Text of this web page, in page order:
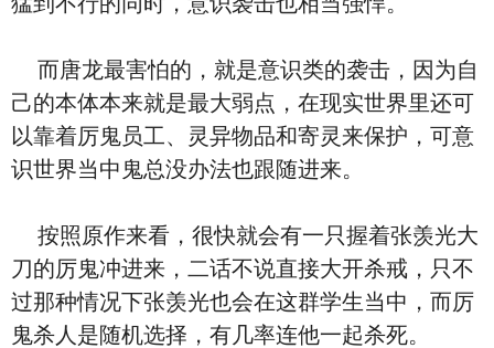
而唐龙最害怕的，就是意识类的袭击，因为自
己的本体本来就是最大弱点，在现实世界里还可
以靠着厉鬼员工、灵异物品和寄灵来保护，可意
识世界当中鬼总没办法也跟随进来。
按照原作来看，很快就会有一只握着张羡光大
刀的厉鬼冲进来，二话不说直接大开杀戒，只不
过那种情况下张羡光也会在这群学生当中，而厉
鬼杀人是随机选择，有几率连他一起杀死。